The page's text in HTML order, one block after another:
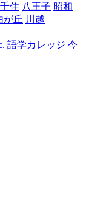
住 八王子 昭和
が丘 川越
語学カレッジ 今